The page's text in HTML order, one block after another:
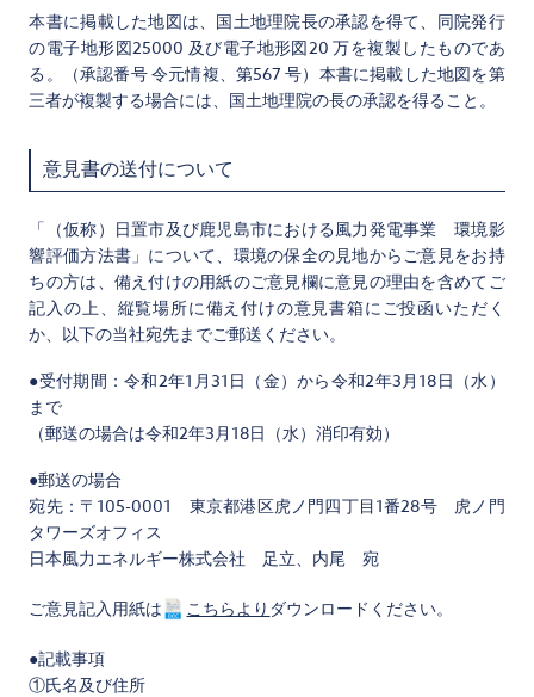
本書に掲載した地図は、国土地理院長の承認を得て、同院発行
の電子地形図25000 及び電子地形図20 万を複製したものであ
る。（承認番号 令元情複、第567 号）本書に掲載した地図を第
三者が複製する場合には、国土地理院の長の承認を得ること。
意見書の送付について
「（仮称）日置市及び鹿児島市における風力発電事業 環境影
響評価方法書」について、環境の保全の見地からご意見をお持
ちの方は、備え付けの用紙のご意見欄に意見の理由を含めてご
記入の上、縦覧場所に備え付けの意見書箱にご投函いただく
か、以下の当社宛先までご郵送ください。
●受付期間：令和2年1月31日（金）から令和2年3月18日（水）
まで
（郵送の場合は令和2年3月18日（水）消印有効）
●郵送の場合
宛先：〒105-0001 東京都港区虎ノ門四丁目1番28号 虎ノ門
タワーズオフィス
日本風力エネルギー株式会社 足立、内尾 宛
ご意見記入用紙は こちらより ダウンロードください。
●記載事項
①氏名及び住所